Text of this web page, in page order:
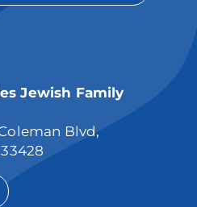
Jewish Family
Blvd,